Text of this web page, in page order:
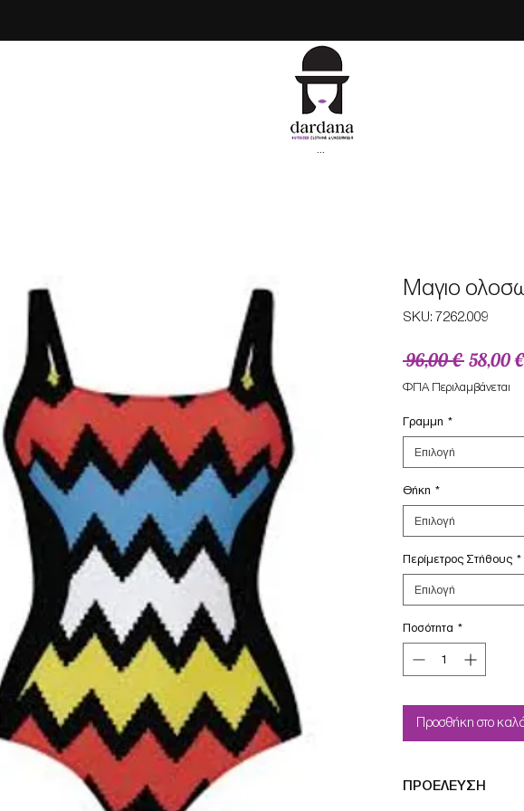
Mαγιο
SKU: 7262.009
96,00 €
τιμή
58,00 €
ΦΠΑ Περιλαμβάνεται
Γραμμη *
Επιλογή
Θήκη *
Επιλογή
Περίμετρος Στήθους *
Επιλογή
Ποσότητα *
Προσθήκη στο
ΠΡΟΕΛΕΥΣΗ